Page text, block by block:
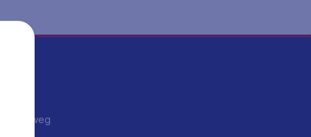
weg